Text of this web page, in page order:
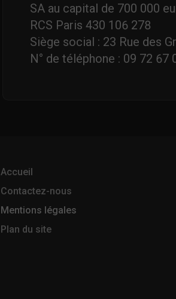
SA au capital de 700 000
RCS Paris 430 106 278
Siège social : 23 Rue des
N° de téléphone : 09 72 67
Accueil
Contactez-nous
Mentions légales
Plan du site